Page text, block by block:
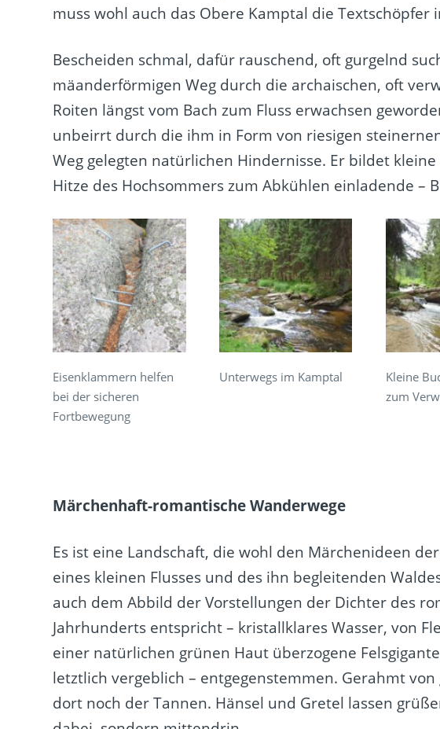
muss wohl auch das Obere Kamptal die Textschöpfer
Bescheiden schmal, dafür rauschend, oft gurgelnd
mäanderförmigen Weg durch die archaischen, oft
Roiten längst vom Bach zum Fluss erwachsen
unbeirrt durch die ihm in Form von riesigen
Weg gelegten natürlichen Hindernisse. Er bildet
Hitze des Hochsommers zum Abkühlen einladende –
Eisenklammern helfen
bei der sicheren
Fortbewegung
Unterwegs im Kamptal
Kleine
zum
Märchenhaft-romantische Wanderwege
Es ist eine Landschaft, die wohl den Märchenideen
eines kleinen Flusses und des ihn begleitenden
auch dem Abbild der Vorstellungen der Dichter des
Jahrhunderts entspricht – kristallklares Wasser, von
einer natürlichen grünen Haut überzogene
letztlich vergeblich – entgegenstemmen. Gerahmt
dort noch der Tannen. Hänsel und Gretel lassen